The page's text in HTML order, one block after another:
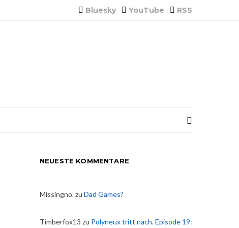
Bluesky YouTube RSS
NEUESTE KOMMENTARE
Missingno.zu Dad Games?
Timberfox13 zu Polyneux tritt nach. Episode 19: